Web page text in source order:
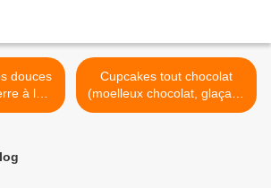
à la
Cupcakes tout chocolat
(moelleux chocolat, glaçage
chantilly mascarpone